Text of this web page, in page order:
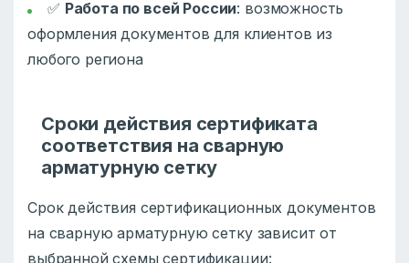
✅ Работа по всей России: возможность
оформления документов для клиентов из
любого региона
Сроки действия сертификата
соответствия на сварную
арматурную сетку
Срок действия сертификационных документов
на сварную арматурную сетку зависит от
выбранной схемы сертификации: